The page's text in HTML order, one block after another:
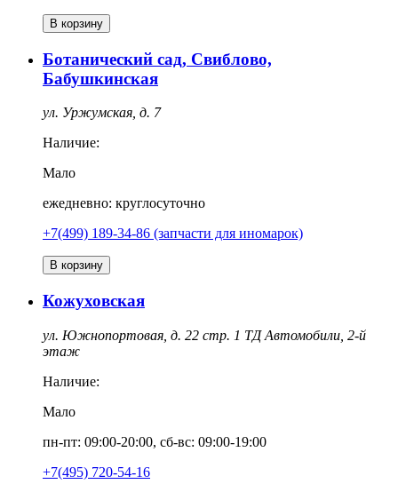
В корзину
Ботанический сад, Свиблово,
Бабушкинская
ул. Уржумская, д. 7
Наличие:
Мало
ежедневно: круглосуточно
+7(499) 189-34-86 (запчасти для иномарок)
В корзину
Кожуховская
ул. Южнопортовая, д. 22 стр. 1 ТД Автомобили, 2-й
этаж
Наличие:
Мало
пн-пт: 09:00-20:00, сб-вс: 09:00-19:00
+7(495) 720-54-16